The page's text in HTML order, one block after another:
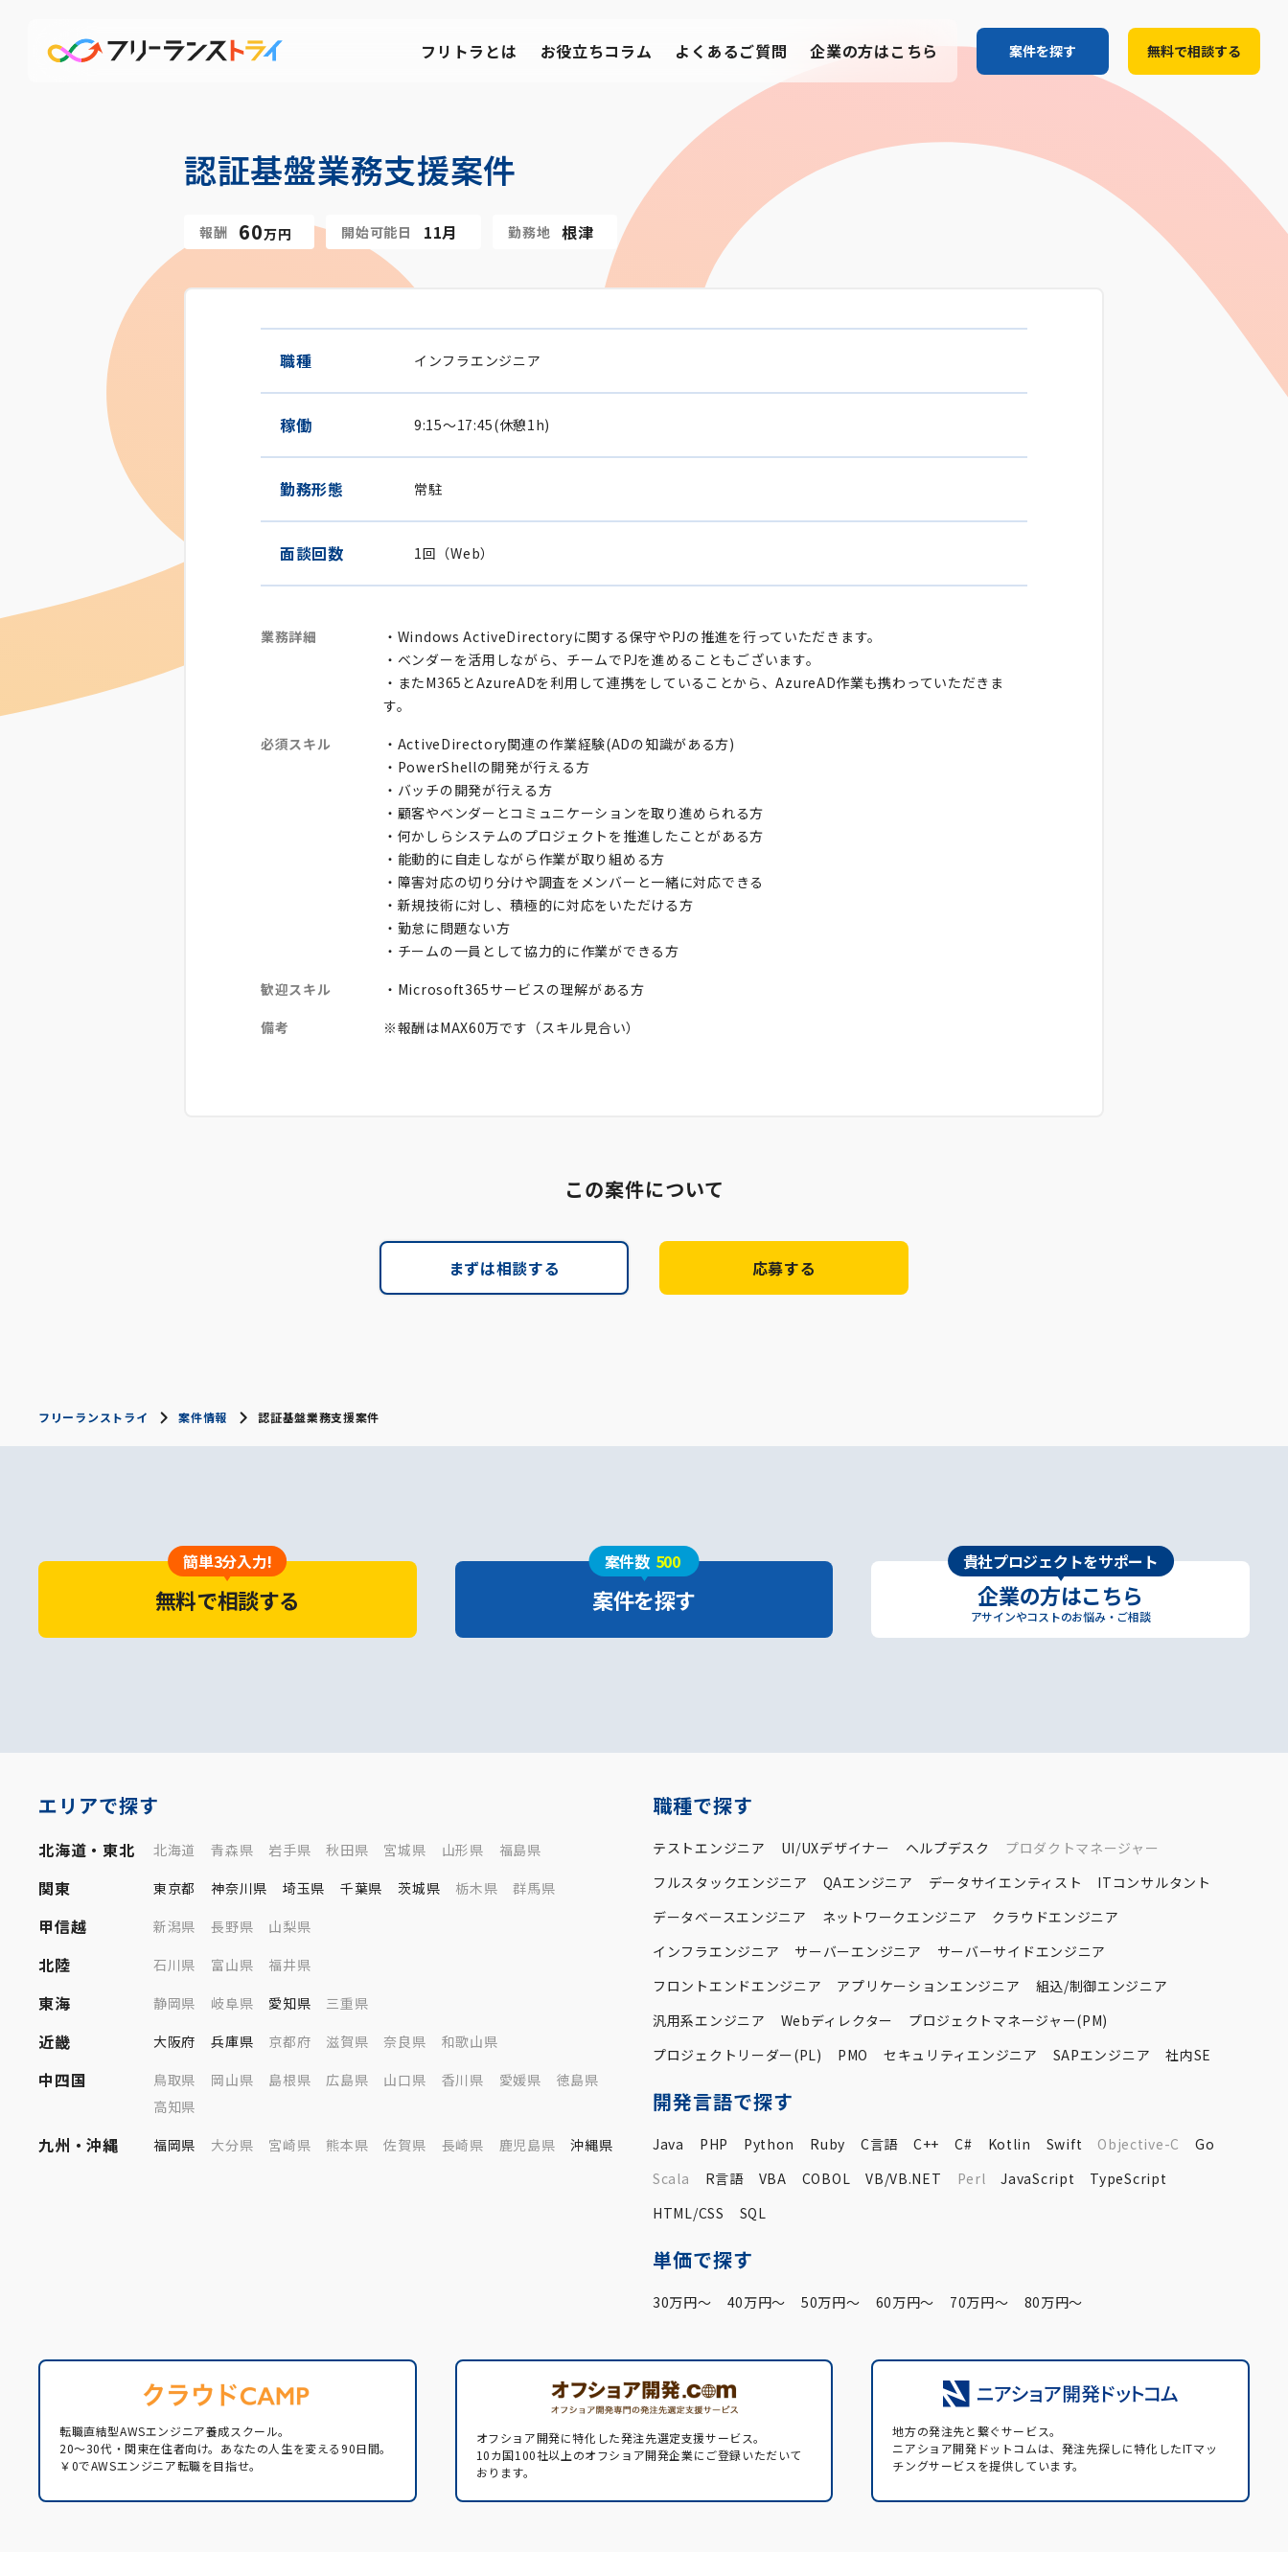
フリトラとは お役立ちコラム よくあるご質問 企業の方はこちら 案件を探す 無料で相談する
認証基盤業務支援案件
報酬 60万円 開始可能日 11月 勤務地 根津
職種 インフラエンジニア
稼働 9:15～17:45(休憩1h)
勤務形態 常駐
面談回数 1回（Web）
業務詳細
・Windows ActiveDirectoryに関する保守やPJの推進を行っていただきます。
・ベンダーを活用しながら、チームでPJを進めることもございます。
・またM365とAzureADを利用して連携をしていることから、AzureAD作業も携わっていただきま
す。
必須スキル
・ActiveDirectory関連の作業経験(ADの知識がある方)
・PowerShellの開発が行える方
・バッチの開発が行える方
・顧客やベンダーとコミュニケーションを取り進められる方
・何かしらシステムのプロジェクトを推進したことがある方
・能動的に自走しながら作業が取り組める方
・障害対応の切り分けや調査をメンバーと一緒に対応できる
・新規技術に対し、積極的に対応をいただける方
・勤怠に問題ない方
・チームの一員として協力的に作業ができる方
歓迎スキル
・Microsoft365サービスの理解がある方
備考
※報酬はMAX60万です（スキル見合い）
この案件について
まずは相談する 応募する
フリーランストライ 案件情報 認証基盤業務支援案件
簡単3分入力!
無料で相談する
案件数 500
案件を探す
貴社プロジェクトをサポート
企業の方はこちら
アサインやコストのお悩み・ご相談
エリアで探す
北海道・東北 北海道 青森県 岩手県 秋田県 宮城県 山形県 福島県
関東 東京都 神奈川県 埼玉県 千葉県 茨城県 栃木県 群馬県
甲信越 新潟県 長野県 山梨県
北陸 石川県 富山県 福井県
東海 静岡県 岐阜県 愛知県 三重県
近畿 大阪府 兵庫県 京都府 滋賀県 奈良県 和歌山県
中四国 鳥取県 岡山県 島根県 広島県 山口県 香川県 愛媛県
徳島県
高知県
九州・沖縄 福岡県 大分県 宮崎県 熊本県 佐賀県 長崎県 鹿児島県 沖縄県
職種で探す
テストエンジニア UI/UXデザイナー ヘルプデスク
プロダクトマネージャー
フルスタックエンジニア
QAエンジニア データサイエンティスト
ITコンサルタント
データベースエンジニア
ネットワークエンジニア
クラウドエンジニア
インフラエンジニア
サーバーエンジニア
サーバーサイドエンジニア
フロントエンドエンジニア
アプリケーションエンジニア
組込/制御エンジニア
汎用系エンジニア
Webディレクター
プロジェクトマネージャー(PM)
プロジェクトリーダー(PL)
PMO セキュリティエンジニア SAPエンジニア 社内SE
開発言語で探す
Java PHP Python Ruby C言語 C++ C# Kotlin Swift Objective-C
Go
Scala
R言語 VBA COBOL VB/VB.NET Perl JavaScript
TypeScript
HTML/CSS
SQL
単価で探す
30万円〜 40万円〜 50万円〜 60万円〜 70万円〜 80万円〜
転職直結型AWSエンジニア養成スクール。
20〜30代・関東在住者向け。あなたの人生を変える90日間。
￥0でAWSエンジニア転職を目指せ。
オフショア開発に特化した発注先選定支援サービス。
10カ国100社以上のオフショア開発企業にご登録いただいて
おります。
地方の発注先と繋ぐサービス。
ニアショア開発ドットコムは、発注先探しに特化したITマッ
チングサービスを提供しています。